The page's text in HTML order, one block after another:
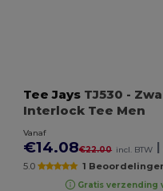
Tee Jays TJ530 -
Interlock Tee Men
Vanaf
€14.08€22.00 incl. BTW |
5.0 1
Gratis verzending